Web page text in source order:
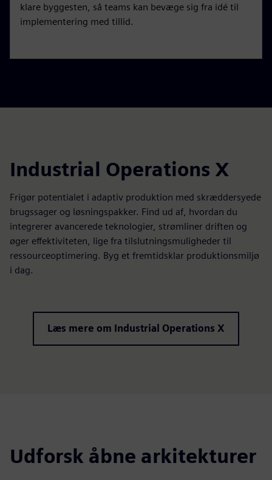
klare byggesten, så teams kan bevæge sig fra idé til
implementering med tillid.
Industrial Operations X
Frigør potentialet i adaptiv produktion med skræddersyede
brugssager og løsningspakker. Find ud af, hvordan du
integrerer avancerede teknologier, strømliner driften og
øger effektiviteten, lige fra tilslutningsmuligheder til
ressourceoptimering. Byg et fremtidsklar produktionsmiljø
i dag.
Læs mere om Industrial Operations X
Udforsk åbne arkitekturer